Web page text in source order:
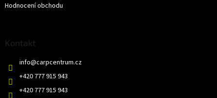
Hodnocení obchodu
Kontakt
info@carpcentrum.cz
+420 777 915 943
+420 777 915 943